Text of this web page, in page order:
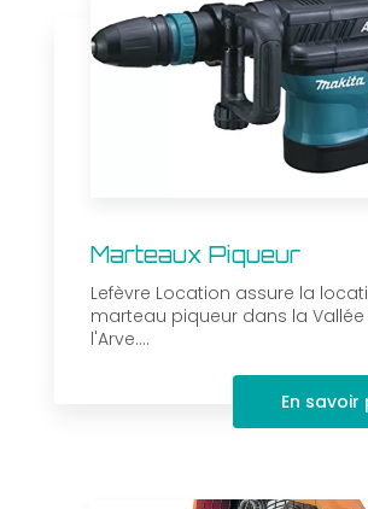
Marteaux Piqueur
Lefèvre Location assure la
marteau piqueur dans la Vallée
l'Arve....
En savoir